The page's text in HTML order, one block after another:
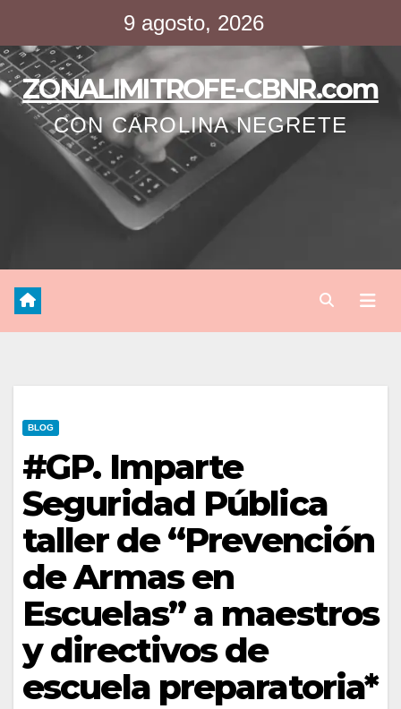
contenido
9 agosto, 2026
ZONALIMITROFE-CBNR.com
CON CAROLINA NEGRETE
BLOG
#GP. Imparte
Seguridad Pública
taller de “Prevención
de Armas en
Escuelas” a maestros
y directivos de
escuela preparatoria*